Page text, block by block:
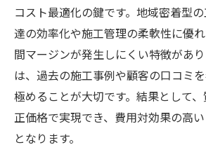
コスト最適化の鍵です。地域密着型
達の効率化や施工管理の柔軟性に優
間マージンが発生しにくい特徴があ
は、過去の施工事例や顧客の口コミ
極めることが大切です。結果として
正価格で実現でき、費用対効果の高
となります。